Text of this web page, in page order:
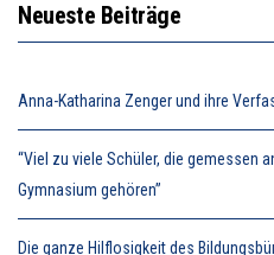
Neueste Beiträge
Anna-Katharina Zenger und ihre
“Viel zu viele Schüler, die gemessen
Gymnasium gehören”
Die ganze Hilflosigkeit des